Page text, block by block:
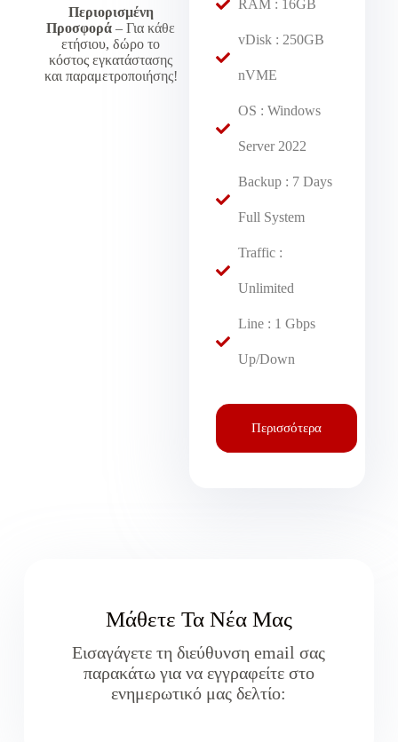
Περιορισμένη
Προσφορά – Για κάθε
ετήσιου, δώρο το
κόστος εγκατάστασης
και παραμετροποιήσης!
RAM : 16GB
vDisk : 250GB
nVME
OS : Windows
Server 2022
Backup : 7 Days
Full System
Traffic :
Unlimited
Line : 1 Gbps
Up/Down
Περισσότερα
Μάθετε Τα Νέα Μας
Εισαγάγετε τη διεύθυνση email σας
παρακάτω για να εγγραφείτε στο
ενημερωτικό μας δελτίο: